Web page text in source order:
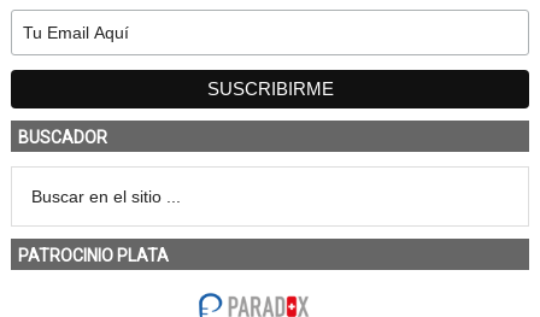
BUSCADOR
PATROCINIO PLATA